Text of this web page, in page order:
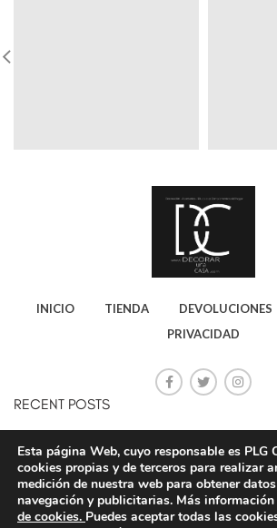
INICIO TIENDA DEVOLUCIONES
PRIVACIDAD
RECENT POSTS
20 octubre, 2020 No Comments
STAR PLG ONLINE
Esta página Web, cuyo responsable es PLG
cookies propias y de terceros para realizar
medición de nuestra web para obtener
navegación y publicitarias. Más información
de cookies. Puedes aceptar todas las